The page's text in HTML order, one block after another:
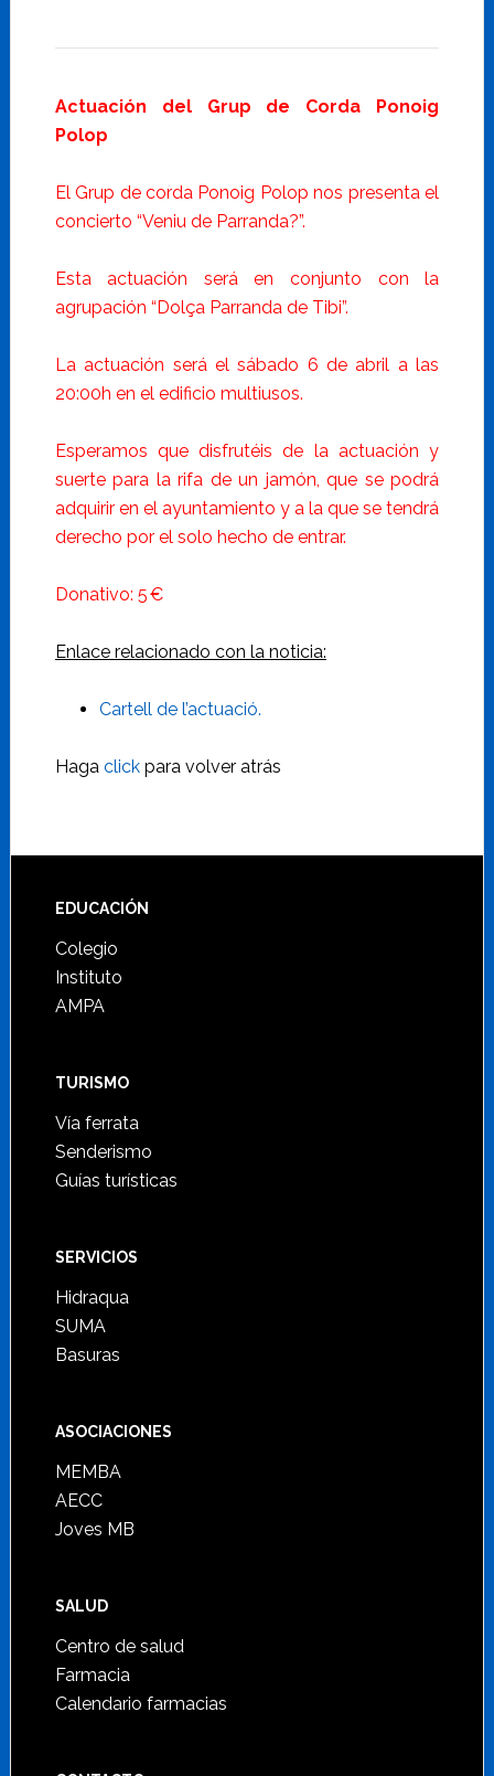
Actuación del Grup de Corda Ponoig
Polop
El Grup de corda Ponoig Polop nos presenta el
concierto “Veniu de Parranda?”.
Esta actuación será en conjunto con la
agrupación “Dolça Parranda de Tibi”.
La actuación será el sábado 6 de abril a las
20:00h en el edificio multiusos.
Esperamos que disfrutéis de la actuación y
suerte para la rifa de un jamón, que se podrá
adquirir en el ayuntamiento y a la que se tendrá
derecho por el solo hecho de entrar.
Donativo: 5 €
Enlace relacionado con la noticia:
Cartell de l’actuació.
Haga clickpara volver atrás
Footer
EDUCACIÓN
Colegio
Instituto
AMPA
TURISMO
Vía ferrata
Senderismo
Guías turísticas
SERVICIOS
Hidraqua
SUMA
Basuras
ASOCIACIONES
MEMBA
AECC
Joves MB
SALUD
Centro de salud
Farmacia
Calendario farmacias